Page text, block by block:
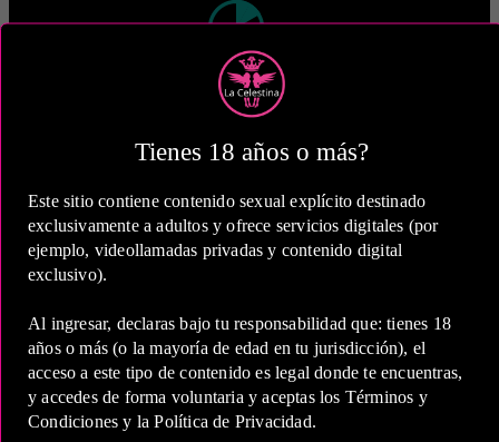
Tienes 18 años o más?
Este sitio contiene contenido sexual explícito destinado
exclusivamente a adultos y ofrece servicios digitales (por
ejemplo, videollamadas privadas y contenido digital
exclusivo).
Al ingresar, declaras bajo tu responsabilidad que: tienes 18
años o más (o la mayoría de edad en tu jurisdicción), el
acceso a este tipo de contenido es legal donde te encuentras,
y accedes de forma voluntaria y aceptas los Términos y
Condiciones y la Política de Privacidad.
2 Horas
COP 900,000.00
Estas tarifas incluyen transporte y preservativos
Medio de Pago: